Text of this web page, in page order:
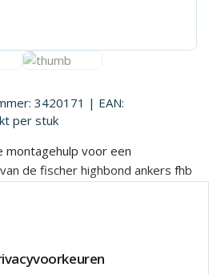
3420171 | EAN:
per stuk
montagehulp voor een
de fischer highbond ankers fhb
sds plus-opname
voor de opname van de
een probleemloze